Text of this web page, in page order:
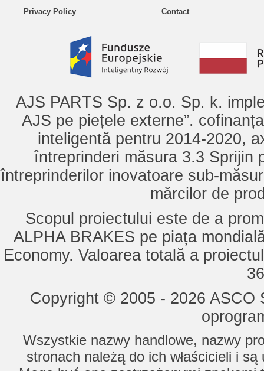
Privacy Policy Contact
AJS PARTS Sp. z o.o. Sp. k.
AJS pe piețele externe”.
inteligentă pentru 2014-2020,
întreprinderi măsura 3.3 Sprijin
întreprinderilor inovatoare sub-
mărcilor de
Scopul proiectului este de a
ALPHA BRAKES pe piața
Economy. Valoarea totală a
Copyright © 2005 - 2026
Wszystkie nazwy handlowe, nazwy
stronach należą do ich właścicieli i